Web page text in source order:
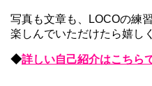
写真も文章も、LOCOの練
楽しんでいただけたら嬉し
◆詳しい自己紹介はこちら